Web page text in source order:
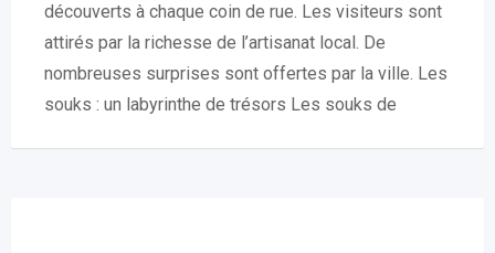
découverts à chaque coin de rue. Les visiteurs sont
attirés par la richesse de l’artisanat local. De
nombreuses surprises sont offertes par la ville. Les
souks : un labyrinthe de trésors Les souks de